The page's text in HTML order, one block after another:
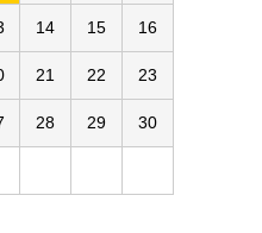
14 15 16
21 22 23
28 29 30